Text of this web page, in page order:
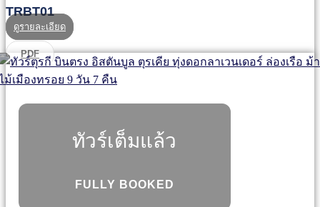
TRBT01
ดูรายละเอียด
PDF
ทัวร์เต็มแล้ว
FULLY BOOKED